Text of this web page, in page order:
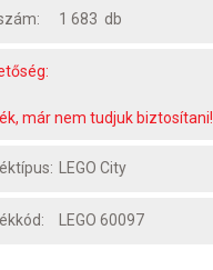
1 683 db
már nem tudjuk biztosítani!
LEGO City
LEGO 60097